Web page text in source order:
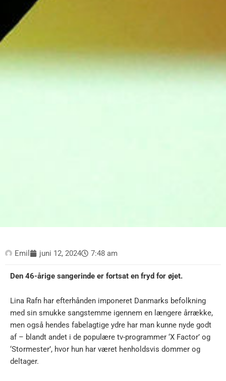
Emil juni 12, 2024 7:48 am
Den 46-årige sangerinde er fortsat en fryd for øjet.
Lina Rafn har efterhånden imponeret Danmarks befolkning
med sin smukke sangstemme igennem en længere årrække,
men også hendes fabelagtige ydre har man kunne nyde godt
af – blandt andet i de populære tv-programmer ‘X Factor’ og
‘Stormester’, hvor hun har været henholdsvis dommer og
deltager.